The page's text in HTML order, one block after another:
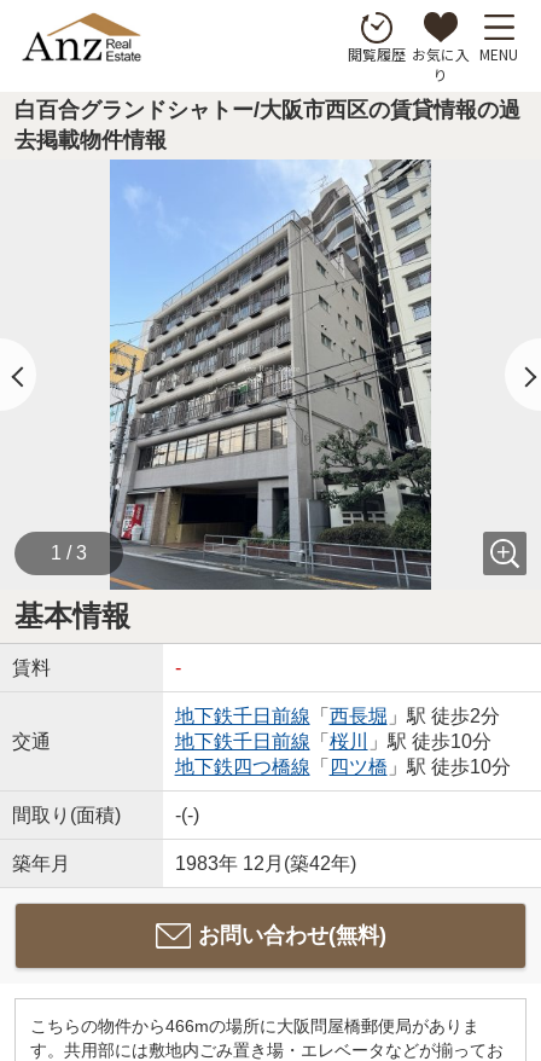
閲覧履歴 お気に入
り
MENU
白百合グランドシャトー/大阪市西区の賃貸情報の過
去掲載物件情報
1 / 3
基本情報
賃料 -
交通
地下鉄千日前線 「 西長堀 」駅 徒歩2分
地下鉄千日前線 「 桜川
」駅 徒歩10分
地下鉄四つ橋線 「 四ツ橋 」駅 徒歩10分
間取り(面積) -(-)
築年月 1983年 12月(築42年)
お問い合わせ(無料)
こちらの物件から466mの場所に大阪問屋橋郵便局がありま
す。共用部には敷地内ごみ置き場・エレベータなどが揃ってお